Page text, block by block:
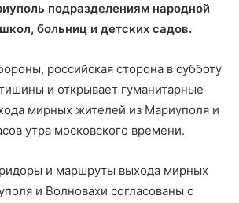
подразделениям народной
больниц и детских садов.
российская сторона в субботу
и открывает гуманитарные
мирных жителей из Мариуполя и
утра московского времени.
и маршруты выхода мирных
и Волновахи согласованы с